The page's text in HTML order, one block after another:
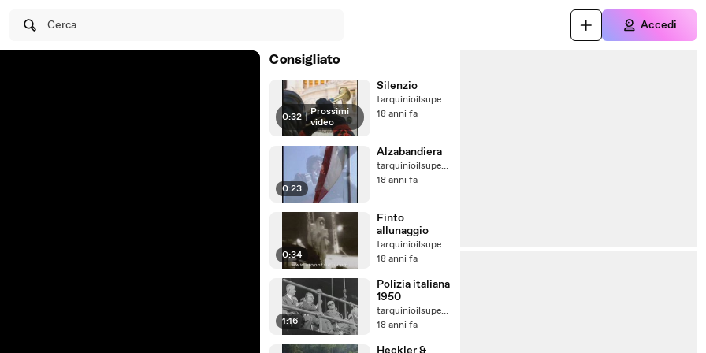
Cerca Accedi
Consigliato
0:32 | Prossimi
video
Silenzio
tarquinioilsuperbo
18 anni fa
0:23
Alzabandiera
tarquinioilsuperbo
18 anni fa
0:34
Finto
allunaggio
tarquinioilsuperbo
18 anni fa
1:16
Polizia italiana
1950
tarquinioilsuperbo
18 anni fa